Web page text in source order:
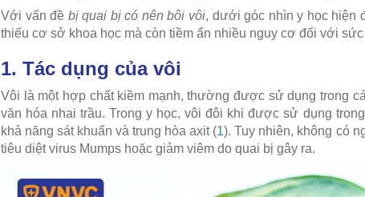
Với vấn đề bị quai bị có nên bôi vôi, dưới góc nhìn y học hiện
thiếu cơ sở khoa học mà còn tiềm ẩn nhiều nguy cơ đối với sức
1. Tác dụng của vôi
Vôi là một hợp chất kiềm mạnh, thường được sử dụng trong
văn hóa nhai trầu. Trong y học, vôi đôi khi được sử dụng
khả năng sát khuẩn và trung hòa axit (1). Tuy nhiên, không có
tiêu diệt virus Mumps hoặc giảm viêm do quai bị gây ra.